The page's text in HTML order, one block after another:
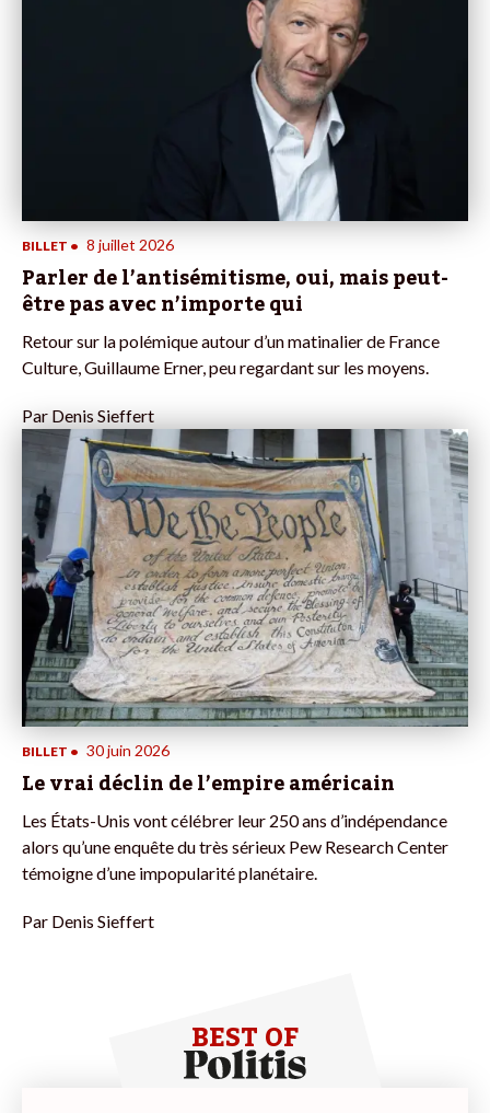
BILLET • 8 juillet 2026
Parler de l’antisémitisme, oui, mais peut-
être pas avec n’importe qui
Retour sur la polémique autour d’un matinalier de France
Culture, Guillaume Erner, peu regardant sur les moyens.
Par Denis Sieffert
BILLET • 30 juin 2026
Le vrai déclin de l’empire américain
Les États-Unis vont célébrer leur 250 ans d’indépendance
alors qu’une enquête du très sérieux Pew Research Center
témoigne d’une impopularité planétaire.
Par Denis Sieffert
BEST OF